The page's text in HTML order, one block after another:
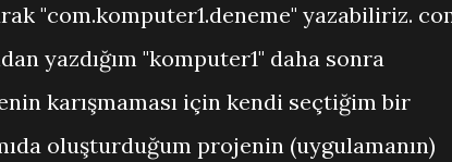
"com.komputer1.deneme" yazabiliriz.
yazdığım "komputer1" daha sonra
karışmaması için kendi seçtiğim bir
oluşturduğum projenin (uygulamanın)